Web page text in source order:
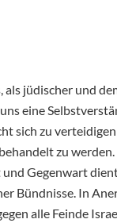
als jüdischer und
eine
sich zu
zu werden.
Gegenwart
Bündnisse. In
alle Feinde